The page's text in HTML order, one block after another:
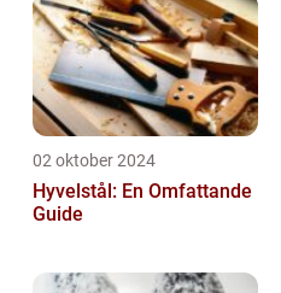
02 oktober 2024
Hyvelstål: En Omfattande
Guide